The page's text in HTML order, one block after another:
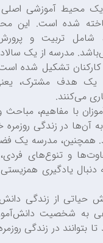
محیط آموزشی اصلی
شده است. این
شامل تربیت و
مدرسه از یک
کارکنان تشکیل شده
یک هدف مشترک،
می‌کنند.
با مفاهیم،
آن‌ها در زندگی روزمره
همچنین، مدرسه یک
و تنوع‌های
یادگیری
حیاتی از زندگی
به شخصیت
بتوانند در زندگی